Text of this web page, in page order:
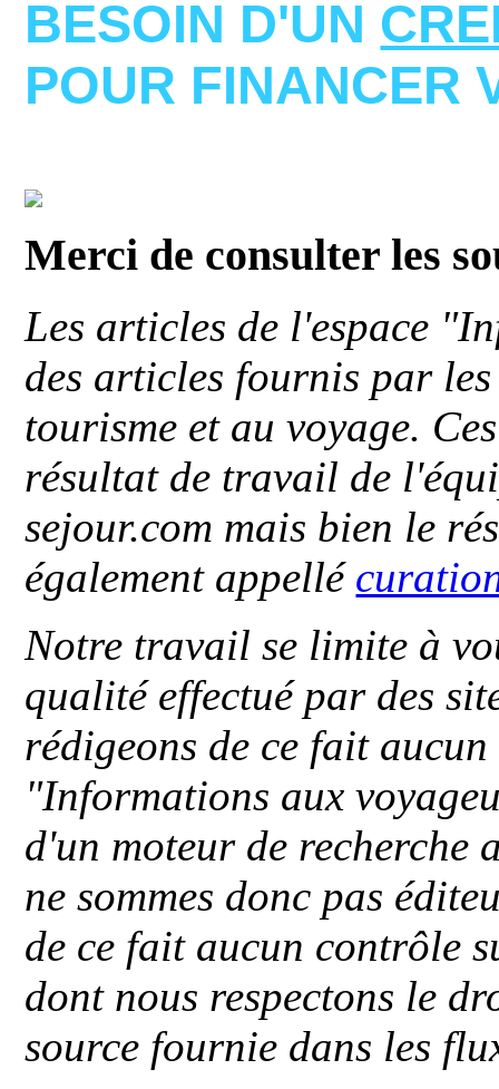
BESOIN D'UN
POUR FINANCER
Merci de consulter les
Les articles de l'espace
des articles fournis par
tourisme et au voyage.
résultat de travail de
sejour.com mais bien le
également appellé
Notre travail se limite à
qualité effectué par des
rédigeons de ce fait
"Informations aux
d'un moteur de recherche
ne sommes donc pas
de ce fait aucun contrôle
dont nous respectons le
source fournie dans les